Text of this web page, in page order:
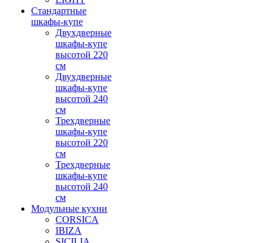
Стандартные
шкафы-купе
Двухдверные
шкафы-купе
высотой 220
см
Двухдверные
шкафы-купе
высотой 240
см
Трехдверные
шкафы-купе
высотой 220
см
Трехдверные
шкафы-купе
высотой 240
см
Модульные кухни
CORSICA
IBIZA